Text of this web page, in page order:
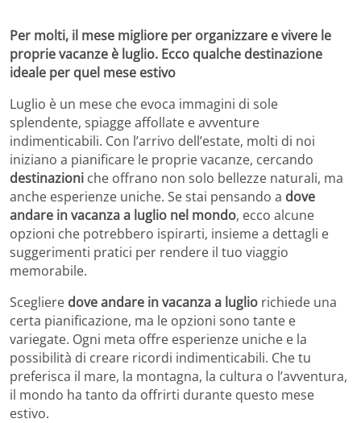
Per molti, il mese migliore per organizzare e vivere le
proprie vacanze è luglio. Ecco qualche destinazione
ideale per quel mese estivo
Luglio è un mese che evoca immagini di sole
splendente, spiagge affollate e avventure
indimenticabili. Con l’arrivo dell’estate, molti di noi
iniziano a pianificare le proprie vacanze, cercando
destinazioni che offrano non solo bellezze naturali, ma
anche esperienze uniche. Se stai pensando a dove
andare in vacanza a luglio nel mondo, ecco alcune
opzioni che potrebbero ispirarti, insieme a dettagli e
suggerimenti pratici per rendere il tuo viaggio
memorabile.
Scegliere dove andare in vacanza a luglio richiede una
certa pianificazione, ma le opzioni sono tante e
variegate. Ogni meta offre esperienze uniche e la
possibilità di creare ricordi indimenticabili. Che tu
preferisca il mare, la montagna, la cultura o l’avventura,
il mondo ha tanto da offrirti durante questo mese
estivo.